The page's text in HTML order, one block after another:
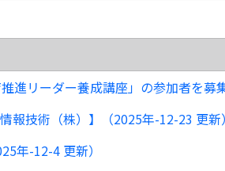
進リーダー養成講座」の参加者を募
報技術（株）】（2025年-12-23 更新）
-12-4 更新）